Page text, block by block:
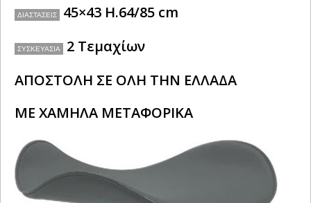
ΔΙΑΣΤΑΣΕΙΣ 45×43 H.64/85 cm
ΣΥΣΚΕΥΑΣΊΑ
2 Τεμαχίων
ΑΠΟΣΤΟΛΗ ΣΕ ΟΛΗ ΤΗΝ ΕΛΛΑΔΑ
ΜΕ ΧΑΜΗΛΑ ΜΕΤΑΦΟΡΙΚΑ